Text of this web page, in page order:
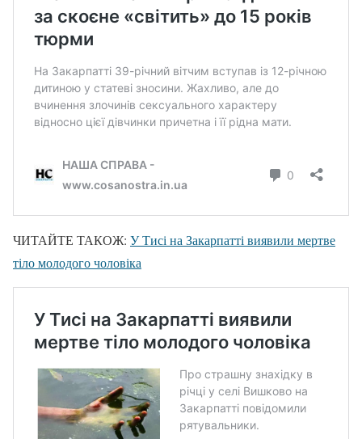
ЧИТАЙТЕ ТАКОЖ: У Тисі на Закарпатті виявили мертве
тіло молодого чоловіка